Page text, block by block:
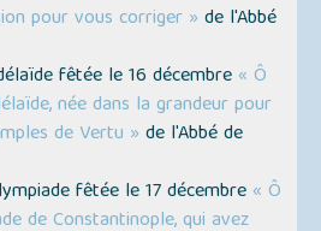
pour vous corriger » de l'Abbé
fêtée le 16 décembre « Ô
née dans la grandeur pour
de Vertu » de l'Abbé de
fêtée le 17 décembre « Ô
de Constantinople, qui avez